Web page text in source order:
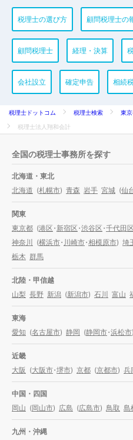
税理士の選び方 顧問税理士の
顧問税理士 経理・決算
会社設立 確定申告 相続税
税理士ドットコム 税理士検索 東
税理士法人翔和会計
全国の税理士事務所を探す
北海道・東北
北海道 (札幌市) 青森 岩手 宮城 (仙
関東
東京都 (港区・新宿区・渋谷区・千代田区
神奈川 (横浜市・川崎市・相模原市) 埼
栃木 群馬
北陸・甲信越
山梨 長野 新潟 (新潟市) 石川 富山
東海
愛知 (名古屋市) 静岡 (静岡市・浜松市)
近畿
大阪 (大阪市・堺市) 京都 (京都市) 兵
中国・四国
岡山 (岡山市) 広島 (広島市) 鳥取 島
九州・沖縄